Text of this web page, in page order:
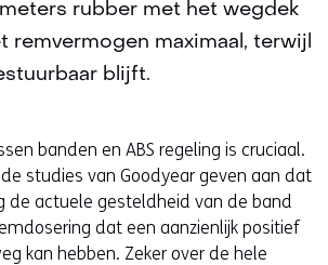
rubber met het wegdek
remvermogen maximaal, terwijl
blijft.
banden en ABS regeling is cruciaal.
studies van Goodyear geven aan dat
de actuele gesteldheid van de band
dat een aanzienlijk positief
kan hebben. Zeker over de hele